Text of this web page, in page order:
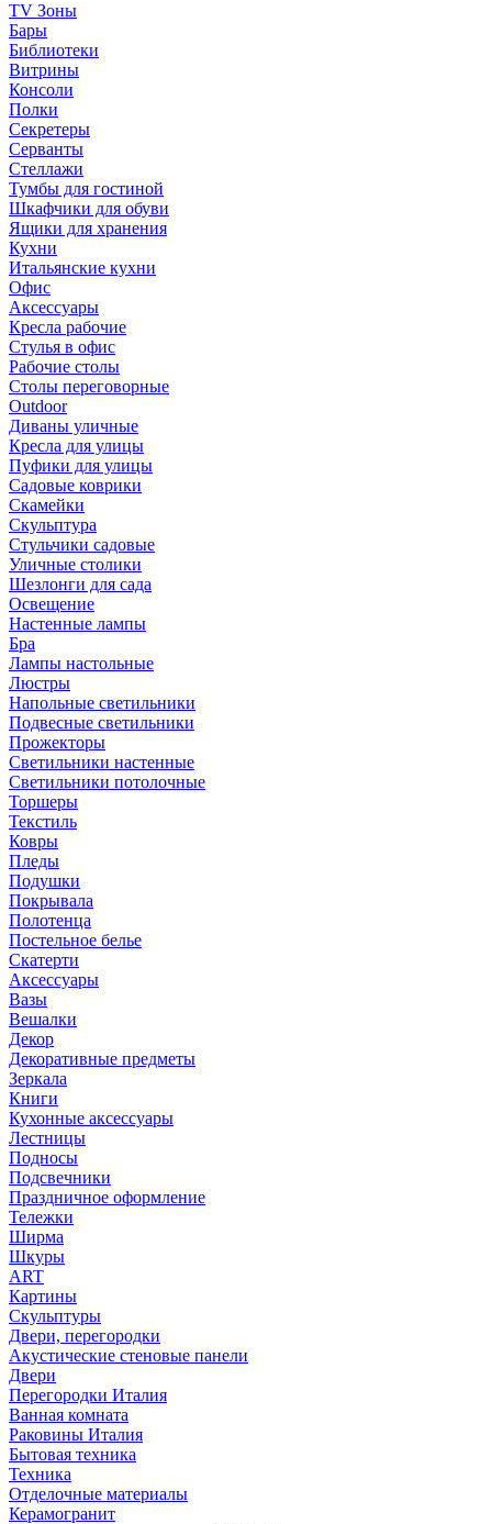
TV Зоны
Бары
Библиотеки
Витрины
Консоли
Полки
Секретеры
Серванты
Стеллажи
Тумбы для гостиной
Шкафчики для обуви
Ящики для хранения
Кухни
Итальянские кухни
Офис
Аксессуары
Кресла рабочие
Стулья в офис
Рабочие столы
Столы переговорные
Outdoor
Диваны уличные
Кресла для улицы
Пуфики для улицы
Садовые коврики
Скамейки
Скульптура
Стульчики садовые
Уличные столики
Шезлонги для сада
Освещение
Hастенные лампы
Бра
Лампы настольные
Люстры
Напольные светильники
Подвесные светильники
Прожекторы
Светильники настенные
Светильники потолочные
Торшеры
Текстиль
Ковры
Пледы
Подушки
Покрывала
Полотенца
Постельное белье
Скатерти
Аксессуары
Вазы
Вешалки
Декор
Декоративные предметы
Зеркала
Книги
Кухонные аксессуары
Лестницы
Подносы
Подсвечники
Праздничное оформление
Тележки
Ширма
Шкуры
ART
Картины
Скульптуры
Двери, перегородки
Акустические стеновые панели
Двери
Перегородки Италия
Ванная комната
Раковины Италия
Бытовая техника
Техника
Отделочные материалы
Керамогранит